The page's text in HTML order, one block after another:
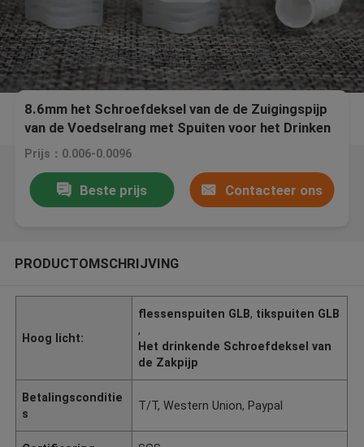
8.6mm het Schroefdeksel van de de Zuigingspijp
van de Voedselrang met Spuiten voor het Drinken
van Zak
Prijs：0.006-0.0096
Beste prijs Contacteer ons
PRODUCTOMSCHRIJVING
Hoog licht:
flessenspuiten GLB, tikspuiten GLB
,
Het drinkende Schroefdeksel van
de Zakpijp
Betalingsconditie
s
T/T, Western Union, Paypal